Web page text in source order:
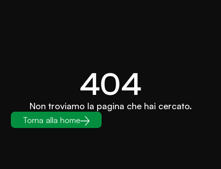
404
Non troviamo la pagina che hai cercato.
Torna alla home